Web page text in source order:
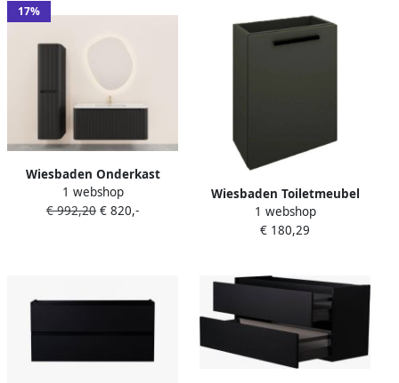
17%
Wiesbaden Onderkast
Sulora 120x48 cm
Afgeronde Hoeken
1 webshop
€ 992,20 € 820,-
Wiesbaden Toiletmeubel
Marmaris Onderkast
40x22x50cm MDF Gelakt
1 webshop
€ 180,29